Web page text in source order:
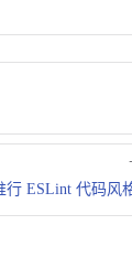
行 ESLint 代码风